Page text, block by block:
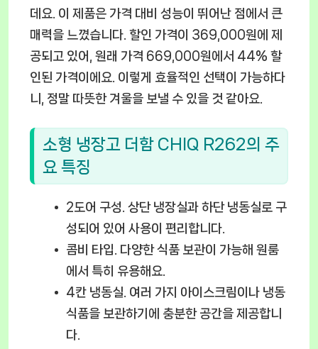
데요. 이 제품은 가격 대비 성능이 뛰어난 점에서 큰
매력을 느꼈습니다. 할인 가격이 369,000원에 제
공되고 있어, 원래 가격 669,000원에서 44% 할
인된 가격이에요. 이렇게 효율적인 선택이 가능하다
니, 정말 따뜻한 겨울을 보낼 수 있을 것 같아요.
소형 냉장고 더함 CHIQ R262의 주
요 특징
2도어 구성. 상단 냉장실과 하단 냉동실로 구
성되어 있어 사용이 편리합니다.
콤비 타입.
다양한 식품 보관이 가능해 원룸
에서 특히 유용해요.
4칸 냉동실. 여러 가지 아이스크림이나 냉동
식품을 보관하기에 충분한 공간을 제공합니
다.